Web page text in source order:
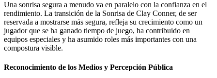
Una sonrisa segura a menudo va en paralelo con la confianza en el
rendimiento. La transición de la Sonrisa de Clay Conner, de ser
reservada a mostrarse más segura, refleja su crecimiento como un
jugador que se ha ganado tiempo de juego, ha contribuido en
equipos especiales y ha asumido roles más importantes con una
compostura visible.
Reconocimiento de los Medios y Percepción Pública